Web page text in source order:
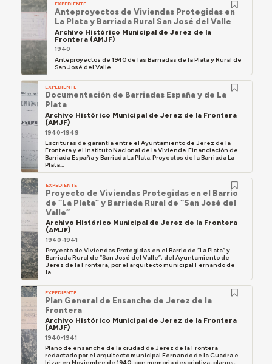
EXPEDIENTE
Anteproyectos de Viviendas Protegidas en
La Plata y Barriada Rural San José del Valle
Archivo Histórico Municipal de Jerez de la
Frontera (AMJF)
1940
Anteproyectos de 1940 de las Barriadas de la Plata y Rural de
San José del Valle.
EXPEDIENTE
Documentación de Barriadas España y de La
Plata
Archivo Histórico Municipal de Jerez de la Frontera
(AMJF)
1940-1949
Escrituras de garantía entre el Ayuntamiento de Jerez de la
Frontera y el Instituto Nacional de la Vivienda. Financiación de
Barriada España y Barriada La Plata. Proyectos de la Barriada La
Plata...
EXPEDIENTE
Proyecto de Viviendas Protegidas en el Barrio
de “La Plata” y Barriada Rural de “San José del
Valle”
Archivo Histórico Municipal de Jerez de la Frontera
(AMJF)
1940-1941
Proyecto de Viviendas Protegidas en el Barrio de “La Plata” y
Barriada Rural de “San José del Valle”, del Ayuntamiento de
Jerez de la Frontera, por el arquitecto municipal Fernando de
la...
EXPEDIENTE
Plan General de Ensanche de Jerez de la
Frontera
Archivo Histórico Municipal de Jerez de la Frontera
(AMJF)
1940-1941
Plano de ensanche de la ciudad de Jerez de la Frontera
redactado por el arquitecto municipal Fernando de la Cuadra e